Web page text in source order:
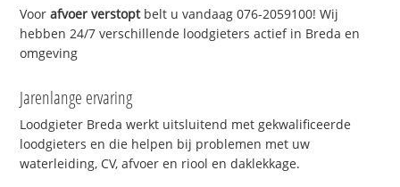
Voorafvoer verstoptbelt u vandaag 076-2059100! Wij
hebben 24/7 verschillende loodgieters actief in Breda en
omgeving
Jarenlange ervaring
Loodgieter Breda werkt uitsluitend met gekwalificeerde
loodgieters en die helpen bij problemen met uw
waterleiding, CV, afvoer en riool en daklekkage.